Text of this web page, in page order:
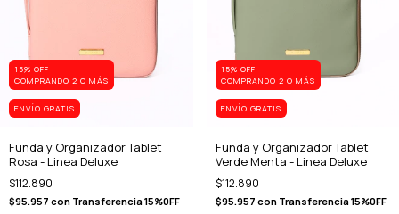
15% OFF
COMPRANDO 2 O MÁS
ENVÍO GRATIS
Funda y Organizador Tablet
Rosa - Linea Deluxe
$112.890
$95.957 con Transferencia 15%0FF
15% OFF
COMPRANDO 2 O MÁS
ENVÍO GRATIS
Funda y Organizador Tablet
Verde Menta - Linea Deluxe
$112.890
$95.957 con Transferencia 15%0FF